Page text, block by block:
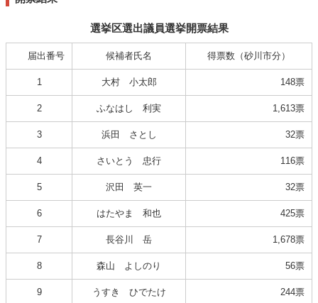
選挙区選出議員選挙開票結果
届出番号 候補者氏名 得票数（砂川市分）
1 大村 小太郎 148票
2 ふなはし 利実 1,613票
3 浜田 さとし 32票
4 さいとう 忠行 116票
5 沢田 英一 32票
6 はたやま 和也 425票
7 長谷川 岳 1,678票
8 森山 よしのり 56票
9 うすき ひでたけ 244票